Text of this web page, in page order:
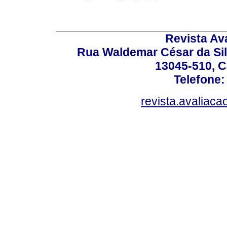
Revista
Rua Waldemar César da
13045-510,
Telefone: